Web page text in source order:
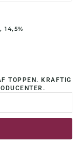
14,5%
TOPPEN. KRAFTIG